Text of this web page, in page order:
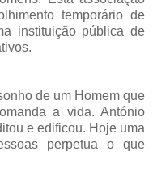
temporário de
instituição pública de
de um Homem que
a vida. António
e edificou. Hoje uma
perpetua o que